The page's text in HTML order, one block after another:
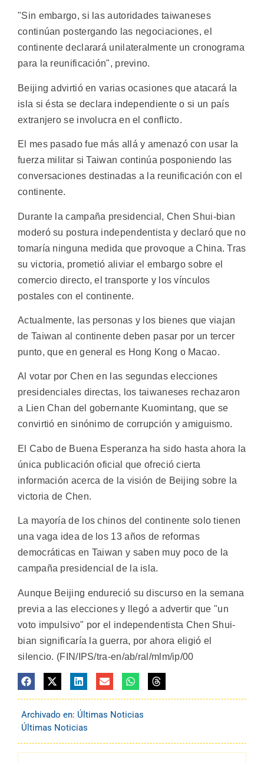
"Sin embargo, si las autoridades taiwaneses
continúan postergando las negociaciones, el
continente declarará unilateralmente un cronograma
para la reunificación", previno.
Beijing advirtió en varias ocasiones que atacará la
isla si ésta se declara independiente o si un país
extranjero se involucra en el conflicto.
El mes pasado fue más allá y amenazó con usar la
fuerza militar si Taiwan continúa posponiendo las
conversaciones destinadas a la reunificación con el
continente.
Durante la campaña presidencial, Chen Shui-bian
moderó su postura independentista y declaró que no
tomaría ninguna medida que provoque a China. Tras
su victoria, prometió aliviar el embargo sobre el
comercio directo, el transporte y los vínculos
postales con el continente.
Actualmente, las personas y los bienes que viajan
de Taiwan al continente deben pasar por un tercer
punto, que en general es Hong Kong o Macao.
Al votar por Chen en las segundas elecciones
presidenciales directas, los taiwaneses rechazaron
a Lien Chan del gobernante Kuomintang, que se
convirtió en sinónimo de corrupción y amiguismo.
El Cabo de Buena Esperanza ha sido hasta ahora la
única publicación oficial que ofreció cierta
información acerca de la visión de Beijing sobre la
victoria de Chen.
La mayoría de los chinos del continente solo tienen
una vaga idea de los 13 años de reformas
democráticas en Taiwan y saben muy poco de la
campaña presidencial de la isla.
Aunque Beijing endureció su discurso en la semana
previa a las elecciones y llegó a advertir que "un
voto impulsivo" por el independentista Chen Shui-
bian significaría la guerra, por ahora eligió el
silencio. (FIN/IPS/tra-en/ab/ral/mlm/ip/00
Archivado en: Últimas Noticias
Últimas Noticias